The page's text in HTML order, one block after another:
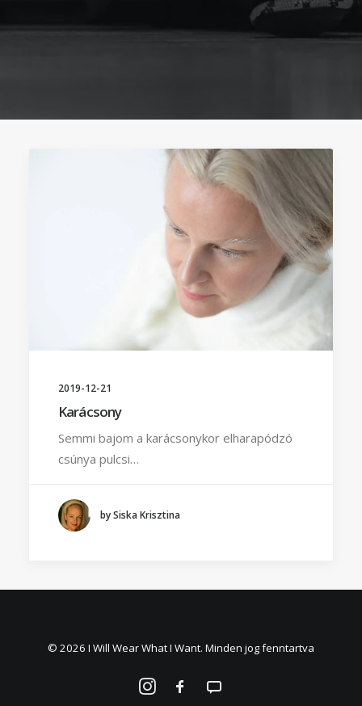
2019-12-21
Karácsony
Semmi bajom a karácsonykor elharapódzó
csúnya pulcsi…
by Siska Krisztina
© 2026 I Will Wear What I Want. Minden jog fenntartva